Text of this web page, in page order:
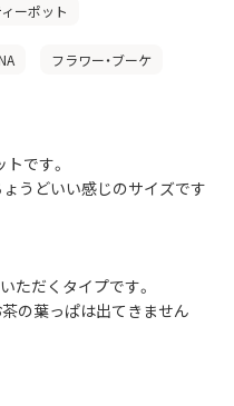
ーポット
フラワー・ブーケ
です。
うどいい感じのサイズです
ただくタイプです。
茶の葉っぱは出てきません